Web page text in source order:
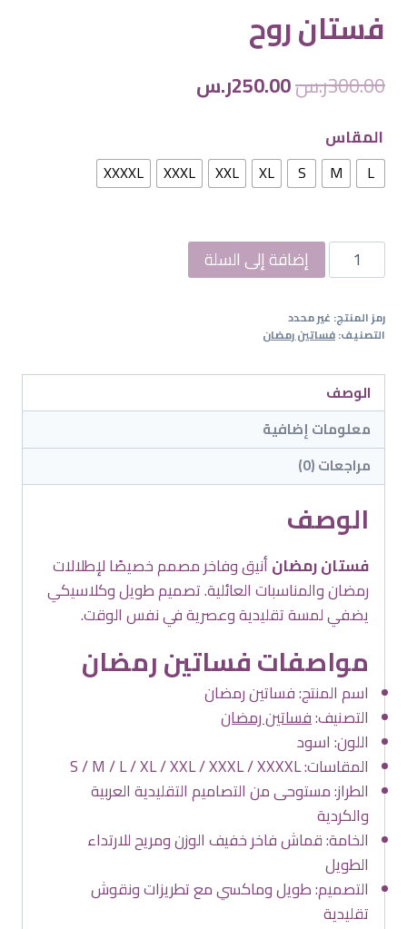
فستان روح
300.00ر.سالسعر
300.00ر.س.
250.00ر.س
250.00ر.س.
المقاس
L
M
S
XL
XXL
XXXL
XXXXL
كمية
فستان
إضافة إلى السلة
رمز المنتج: غير محدد
التصنيف:فساتين رمضان
الوصف
معلومات إضافية
مراجعات (0)
الوصف
فستان رمضانأنيق وفاخر مصمم خصيصًا لإطلالات
رمضان والمناسبات العائلية. تصميم طويل وكلاسيكي
يضفي لمسة تقليدية وعصرية في نفس الوقت.
مواصفات فساتين رمضان
اسم المنتج: فساتين رمضان
التصنيف:فساتين رمضان
اللون: اسود
المقاسات: S / M / L / XL / XXL / XXXL / XXXXL
الطراز: مستوحى من التصاميم التقليدية العربية
والكردية
الخامة: قماش فاخر خفيف الوزن ومريح للارتداء
الطويل
التصميم: طويل وماكسي مع تطريزات ونقوش
تقليدية